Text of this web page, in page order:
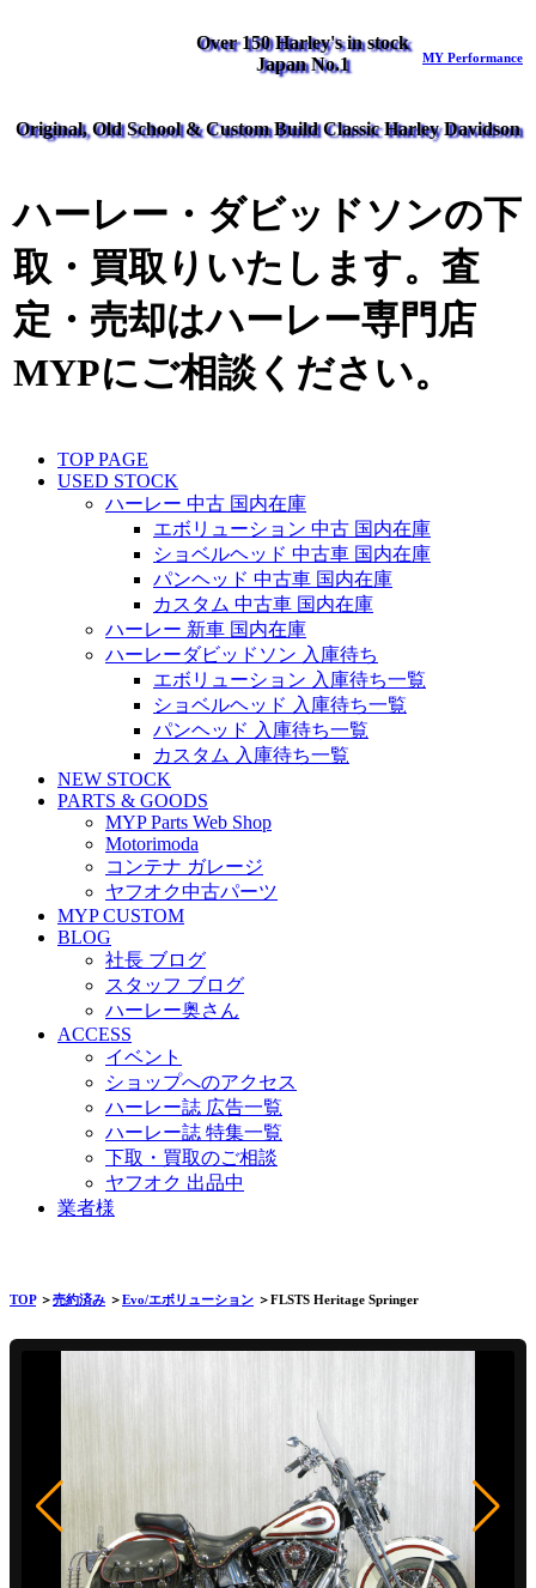
Over 150 Harley's in stock
Japan No.1
MY Performance
Original, Old School & Custom Build Classic Harley Davidson
ハーレー・ダビッドソンの下
取・買取りいたします。査
定・売却はハーレー専門店
MYPにご相談ください。
TOP PAGE
USED STOCK
ハーレー 中古 国内在庫
エボリューション 中古 国内在庫
ショベルヘッド 中古車 国内在庫
パンヘッド 中古車 国内在庫
カスタム 中古車 国内在庫
ハーレー 新車 国内在庫
ハーレーダビッドソン 入庫待ち
エボリューション 入庫待ち一覧
ショベルヘッド 入庫待ち一覧
パンヘッド 入庫待ち一覧
カスタム 入庫待ち一覧
NEW STOCK
PARTS & GOODS
MYP Parts Web Shop
Motorimoda
コンテナ ガレージ
ヤフオク中古パーツ
MYP CUSTOM
BLOG
社長 ブログ
スタッフ ブログ
ハーレー奥さん
ACCESS
イベント
ショップへのアクセス
ハーレー誌 広告一覧
ハーレー誌 特集一覧
下取・買取のご相談
ヤフオク 出品中
業者様
TOP＞売約済み ＞Evo/エボリューション ＞FLSTS Heritage Springer